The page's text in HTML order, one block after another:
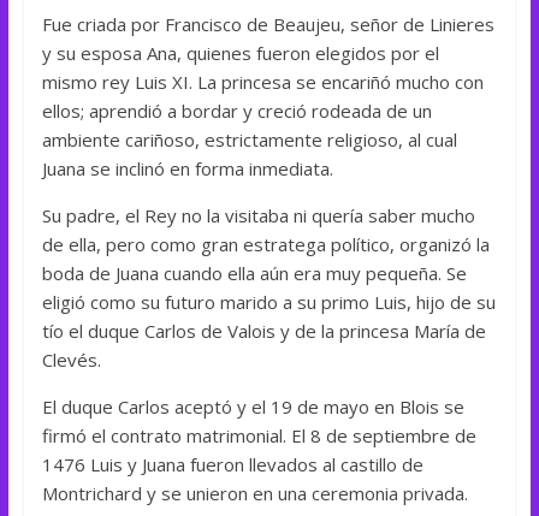
Fue criada por Francisco de Beaujeu, señor de Linieres
y su esposa Ana, quienes fueron elegidos por el
mismo rey Luis XI. La princesa se encariñó mucho con
ellos; aprendió a bordar y creció rodeada de un
ambiente cariñoso, estrictamente religioso, al cual
Juana se inclinó en forma inmediata.
Su padre, el Rey no la visitaba ni quería saber mucho
de ella, pero como gran estratega político, organizó la
boda de Juana cuando ella aún era muy pequeña. Se
eligió como su futuro marido a su primo Luis, hijo de su
tío el duque Carlos de Valois y de la princesa María de
Clevés.
El duque Carlos aceptó y el 19 de mayo en Blois se
firmó el contrato matrimonial. El 8 de septiembre de
1476 Luis y Juana fueron llevados al castillo de
Montrichard y se unieron en una ceremonia privada.